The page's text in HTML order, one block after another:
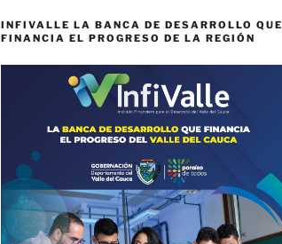
INFIVALLE LA BANCA DE DESARROLLO QUE
FINANCIA EL PROGRESO DE LA REGIÓN